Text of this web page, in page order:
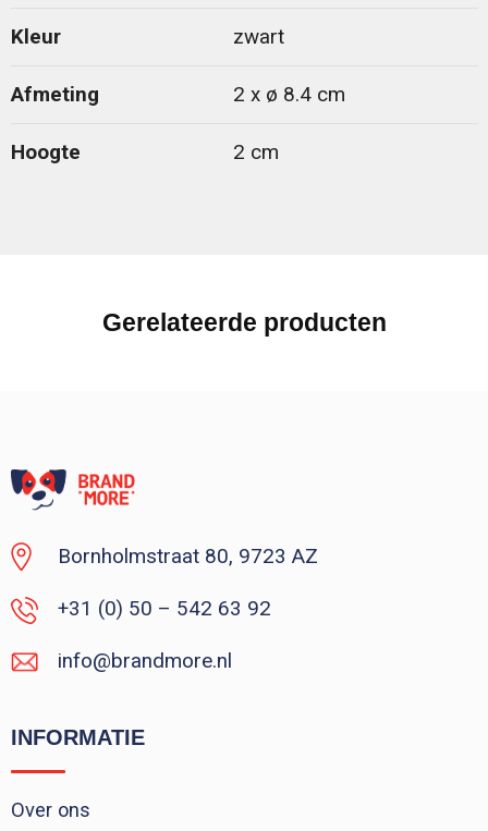
Kleur zwart
Afmeting 2 x ø 8.4 cm
Hoogte 2 cm
Gerelateerde producten
Bornholmstraat 80, 9723 AZ
+31 (0) 50 – 542 63 92
info@brandmore.nl
INFORMATIE
Over ons